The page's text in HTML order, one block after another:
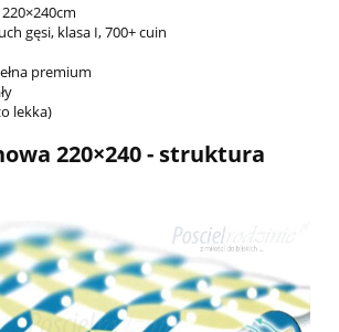
gęsi, klasa I, 700+ cuin
premium
lekka)
220×240 - struktura